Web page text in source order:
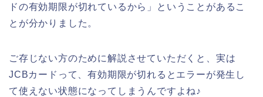
ドの有効期限が切れているから」ということがあるこ
とが分かりました。
ご存じない方のために解説させていただくと、実は
JCBカードって、有効期限が切れるとエラーが発生し
て使えない状態になってしまうんですよね♪